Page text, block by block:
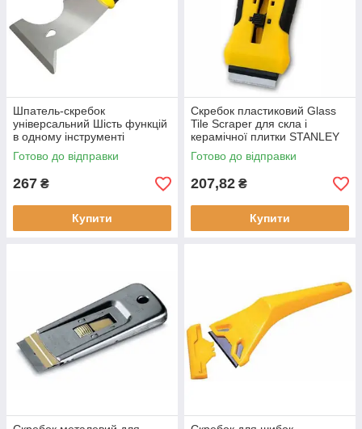
Шпатель-скребок
універсальний Шість функцій
в одному інструменті
STANLEY 0-28-206 ширина
леза 76 мм сталь новий
Готово до відправки
267 ₴
Купити
Скребок пластиковий Glass
Tile Scraper для скла і
керамічної плитки STANLEY
0-28-217 ширина леза 43 мм
довжина 135 мм
Готово до відправки
207,82 ₴
Купити